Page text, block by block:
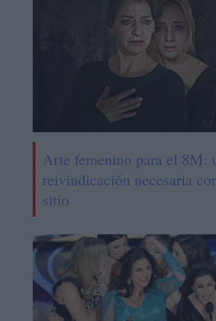
Arte femenino para el 8M:
reivindicación necesaria
sitio